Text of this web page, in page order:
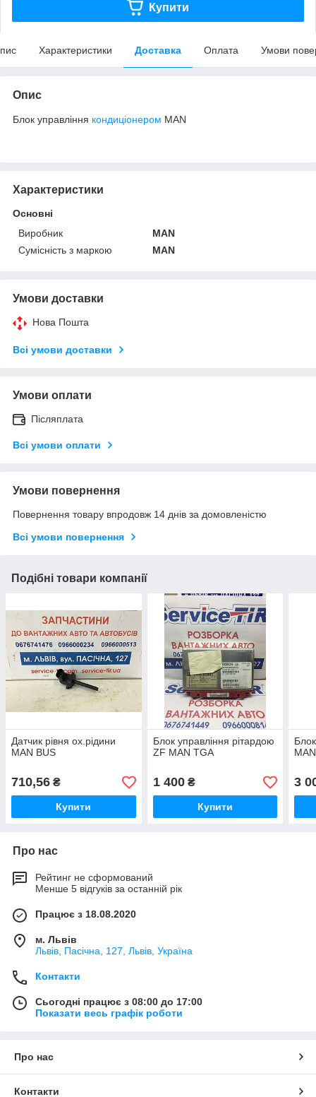
Купити
Характеристики Доставка Оплата Умови
Опис
Блок управління кондиціонером MAN
Характеристики
Основні
Виробник
MAN
Сумісність з маркою
MAN
Умови доставки
Нова Пошта
Всі умови доставки
Умови оплати
Післяплата
Всі умови оплати
Умови повернення
Повернення товару впродовж 14 днів за домовленістю
Всі умови повернення
Подібні товари компанії
Датчик рівня ох.рідини
MAN BUS
710,56 ₴
Купити
Блок управління рітардою
ZF MAN TGA
1 400₴
Купити
3
Про нас
Рейтинг не сформований
Менше 5 відгуків за останній рік
Працює з 18.08.2020
м. Львів
Львів, Пасічна, 127, Львів, Україна
Контакти
Сьогодні працює з 08:00 до 17:00
Показати весь графік роботи
Про нас
Контакти